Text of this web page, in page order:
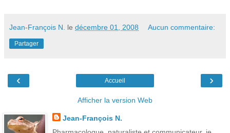
Jean-François N. le décembre 01, 2008 Aucun commentaire:
Partager
‹ ›
Accueil
Afficher la version Web
Jean-François N.